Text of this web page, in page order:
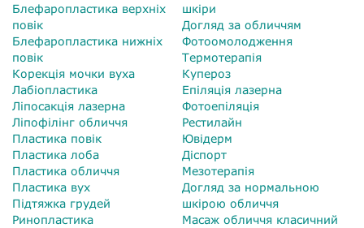
Блефаропластика верхніх
повік
Блефаропластика нижніх
повік
Корекція мочки вуха
Лабіопластика
Ліпосакція лазерна
Ліпофілінг обличчя
Пластика повік
Пластика лоба
Пластика обличчя
Пластика вух
Підтяжка грудей
Ринопластика
шкіри
Догляд за обличчям
Фотоомолодження
Термотерапія
Купероз
Епіляція лазерна
Фотоепіляція
Рестилайн
Ювідерм
Діспорт
Мезотерапія
Догляд за нормальною
шкірою обличчя
Масаж обличчя класичний